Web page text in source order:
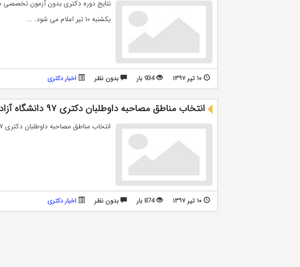
یکشنبه ۱۰ تیر اعلام می شود. ...
۱۰ تیر ۱۳۹۷ 934 بار بدون نظر اخبار دکتری
انتخاب مناطق مصاحبه داوطلبان دکتری ۹۷ دانشگاه آزاد آغاز شد
انتخاب مناطق مصاحبه داوطلبان دکتری ۹۷ دانشگاه آزاد آغاز شد ...
۱۰ تیر ۱۳۹۷ 874 بار بدون نظر اخبار دکتری